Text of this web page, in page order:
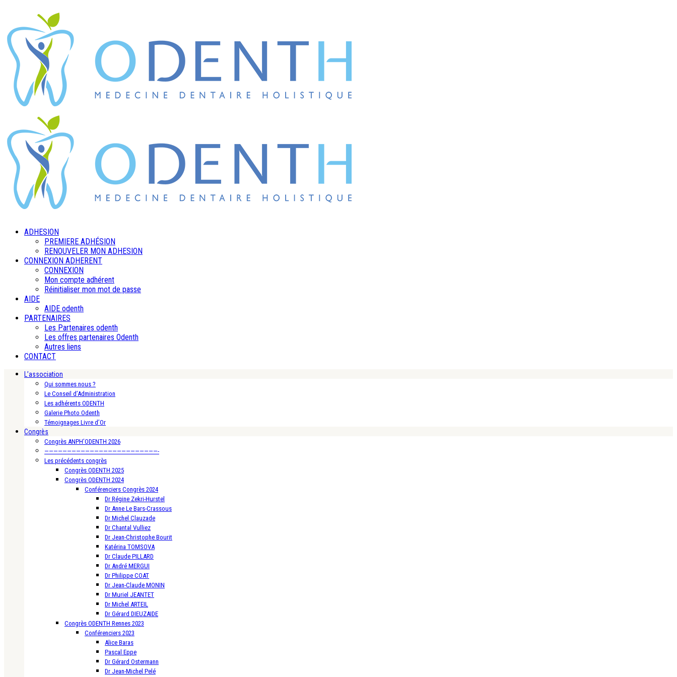
ADHESION
PREMIERE ADHÉSION
RENOUVELER MON ADHESION
CONNEXION ADHERENT
CONNEXION
Mon compte adhérent
Réinitialiser mon mot de passe
AIDE
AIDE odenth
PARTENAIRES
Les Partenaires odenth
Les offres partenaires Odenth
Autres liens
CONTACT
L’association
Qui sommes nous ?
Le Conseil d’Administration
Les adhérents ODENTH
Galerie Photo Odenth
Témoignages Livre d’Or
Congrès
Congrès ANPH’ODENTH 2026
—————————————————————————-
Les précédents congrès
Congrès ODENTH 2025
Congrès ODENTH 2024
Conférenciers Congrès 2024
Dr Régine Zekri-Hurstel
Dr Anne Le Bars-Crassous
Dr Michel Clauzade
Dr Chantal Vulliez
Dr Jean-Christophe Bourit
Katérina TOMSOVA
Dr Claude PILLARD
Dr André MERGUI
Dr Philippe COAT
Dr Jean-Claude MONIN
Dr Muriel JEANTET
Dr Michel ARTEIL
Dr Gérard DIEUZAIDE
Congrès ODENTH Rennes 2023
Conférenciers 2023
Alice Baras
Pascal Eppe
Dr Gérard Ostermann
Dr Jean-Michel Pelé